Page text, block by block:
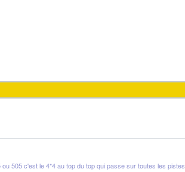
505 c'est le 4*4 au top du top qui passe sur toutes les pistes.